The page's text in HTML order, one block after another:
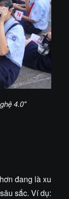
4.0"
đang là xu
sắc. Ví dụ: